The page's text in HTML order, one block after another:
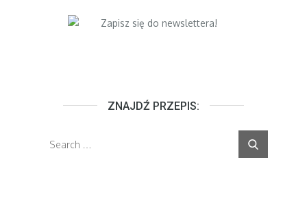
ZNAJDŹ PRZEPIS:
Search